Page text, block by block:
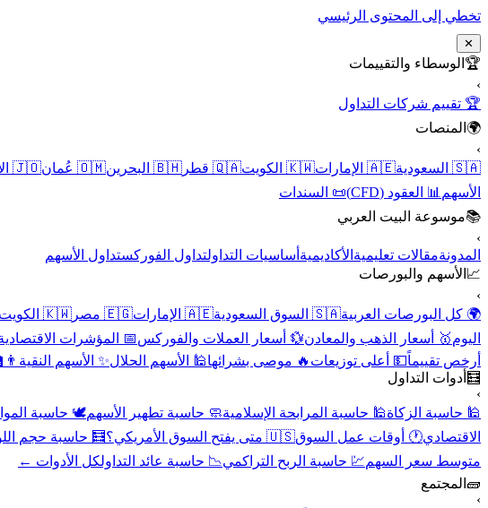
تخطي إلى المحتوى الرئيسي
✕
🏆 الوسطاء والتقييمات
›
🏆 تقييم شركات التداول
🌍 المنصات
›
🇸🇦 السعودية
🇦🇪 الإمارات 🇰🇼 الكويت 🇶🇦 قطر 🇧🇭 البحرين 🇴🇲 عُمان 🇯🇴 الأردن
الأسهم 📊 العقود (CFD)
📜 السندات
📚موسوعة البيت العربي
›
المدونةمقالات تعليمية الأكاديمية أساسيات التداولتداول الفوركستداول الأسهم
📈 الأسهم والبورصات
›
🌍 كل البورصات العربية🇸🇦 السوق السعودية 🇦🇪 الإمارات 🇪🇬 مصر 🇰🇼 الكويت
اليوم🥇 أسعار الذهب والمعادن💱 أسعار العملات والفوركس📅 المؤشرات
أرخص تقييماً💵 أعلى توزيعات 🔥 موصى بشرائها🕌 الأسهم الحلال✨ الأسهم النقية
🧮 أدوات التداول
›
🕌 حاسبة الزكاة🕌 حاسبة المرابحة الإسلامية🧼 حاسبة تطهير الأسهم🕊️ حاسبة
الاقتصادي🕐 أوقات عمل السوق🇺🇸 متى يفتح السوق الأمريكي؟ 🧮 حاسبة حجم
متوسط سعر السهم💹 حاسبة الربح التراكمي📉 حاسبة عائد التداولكل الأدوات ←
🧱 المجتمع
›